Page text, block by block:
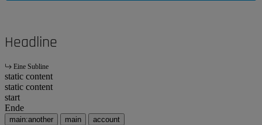
Headline
Eine Subline
static content
static content
start
Ende
main:another main account